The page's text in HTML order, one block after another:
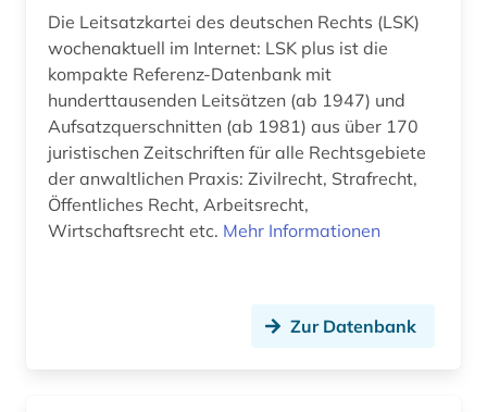
außenhandel (1)
außenwirtschaftsrecht (2)
avantgarde (1)
bachelorarbeit (1)
baden-württemberg (5)
bau- und raumordnungsgesetz 1998 (1)
Liechtenstein (1)
Mecklenburg-Vorpommern (2)
Niederlande (2)
Niedersachsen (3)
Nordrhein-Westfalen (5)
Die Leitsatzkartei des deutschen Rechts (LSK)
wochenaktuell im Internet: LSK plus ist die
kompakte Referenz-Datenbank mit
hunderttausenden Leitsätzen (ab 1947) und
Aufsatzquerschnitten (ab 1981) aus über 170
juristischen Zeitschriften für alle Rechtsgebiete
der anwaltlichen Praxis: Zivilrecht, Strafrecht,
Öffentliches Recht, Arbeitsrecht,
Wirtschaftsrecht etc. Mehr Informationen
Zur Datenbank